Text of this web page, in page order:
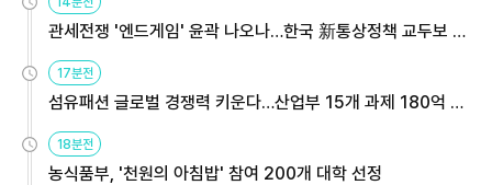
관세전쟁 '엔드게임' 윤곽 나오나…한국 新통상정책 교두보 활
용해야
17분전
섬유패션 글로벌 경쟁력 키운다…산업부 15개 과제 180억 지
원
18분전
농식품부, '천원의 아침밥' 참여 200개 대학 선정